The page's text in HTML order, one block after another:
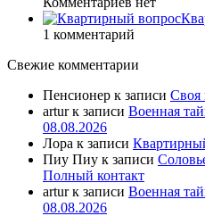
1 комментарий
Свежие комментарии
Пенсионер к записи Своя
arturк записи Военная
08.08.2026
Лора к записи
Пиу Пиу к записи
Полный контакт
arturк записи Военная
08.08.2026